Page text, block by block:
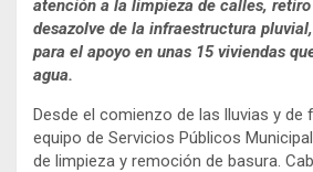
atención a la limpieza de calles,
desazolve de la infraestructura
para el apoyo en unas 15 viviendas
agua.
Desde el comienzo de las lluvias y de
equipo de Servicios Públicos
de limpieza y remoción de basura.